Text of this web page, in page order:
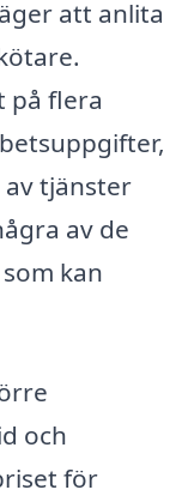
att anlita
på flera
tjänster
av de
kan
och
för